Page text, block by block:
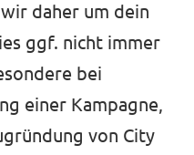
daher um dein
ggf. nicht immer
bei
einer Kampagne,
von City